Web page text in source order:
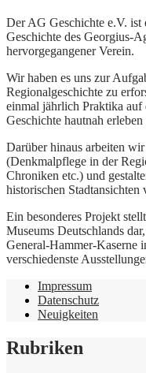
Der AG Geschichte e.V. ist
Geschichte des Georgius-
hervorgegangener Verein.
Wir haben es uns zur
Regionalgeschichte zu
einmal jährlich Praktika
Geschichte hautnah
Darüber hinaus arbeiten
(Denkmalpflege in der
Chroniken etc.) und
historischen Stadtansichten
Ein besonderes Projekt
Museums Deutschlands
General-Hammer-Kaserne
verschiedenste
Impressum
Datenschutz
Neuigkeiten
Rubriken